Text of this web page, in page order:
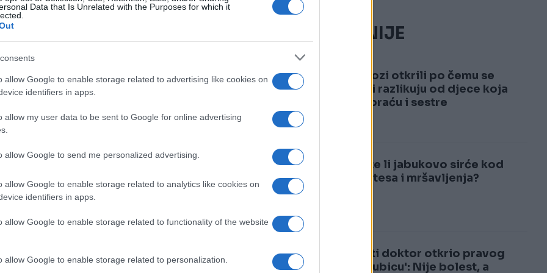
Data that Is Unrelated with the Purposes for which it
allow Google to enable storage related to advertising like cookies on
identifiers in apps.
allow my user data to be sent to Google for online advertising
allow Google to send me personalized advertising.
allow Google to enable storage related to analytics like cookies on
identifiers in apps.
allow Google to enable storage related to functionality of the website
allow Google to enable storage related to personalization.
"tečne" obroke, bolje je doručkovati smutije
ali ova hrana je jedna od najgorih opcija.
samo povećavaju nivo šećera u krvi, a to stvara
na prazan stomak samo doprinose višku težine,
NAJČITANIJE
1
Psiholozi otkrili po čemu se
jedinci razlikuju od djece koja
imaju braću i sestre
2
Pomaže li jabukovo sirće kod
dijabetesa i mršavljenja?
Poznati doktor otkrio pravog
'tihog ubicu': Nije bolest, a